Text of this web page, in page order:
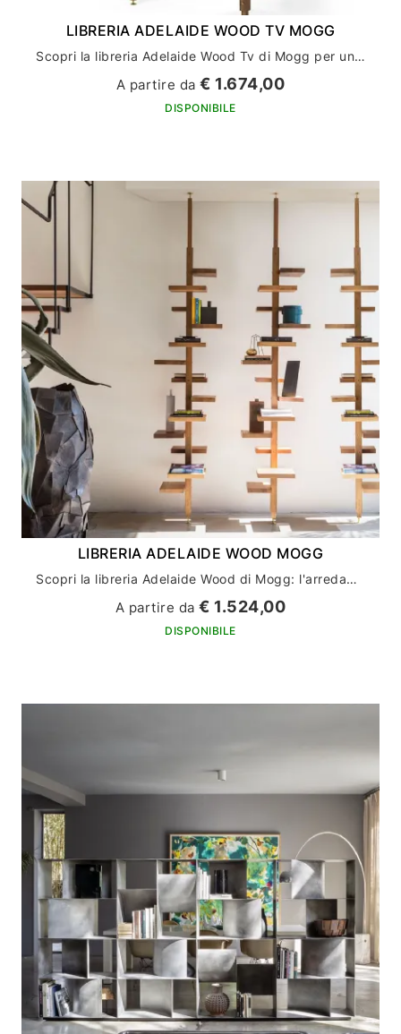
LIBRERIA ADELAIDE WOOD TV MOGG
Scopri la libreria Adelaide Wood Tv di Mogg per un arredamento casa di stile e funzionalità
A partire da€ 1.674,00
DISPONIBILE
LIBRERIA ADELAIDE WOOD MOGG
Scopri la libreria Adelaide Wood di Mogg: l'arredamento casa perfetto per gli amanti del design
A partire da€ 1.524,00
DISPONIBILE